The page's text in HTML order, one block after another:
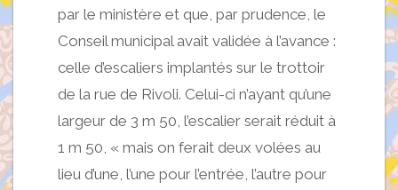
par le ministère et que, par prudence, le
Conseil municipal avait validée à l’avance :
celle d’escaliers implantés sur le trottoir
de la rue de Rivoli. Celui-ci n’ayant qu’une
largeur de 3 m 50, l’escalier serait réduit à
1 m 50, « mais on ferait deux volées au
lieu d’une, l’une pour l’entrée, l’autre pour